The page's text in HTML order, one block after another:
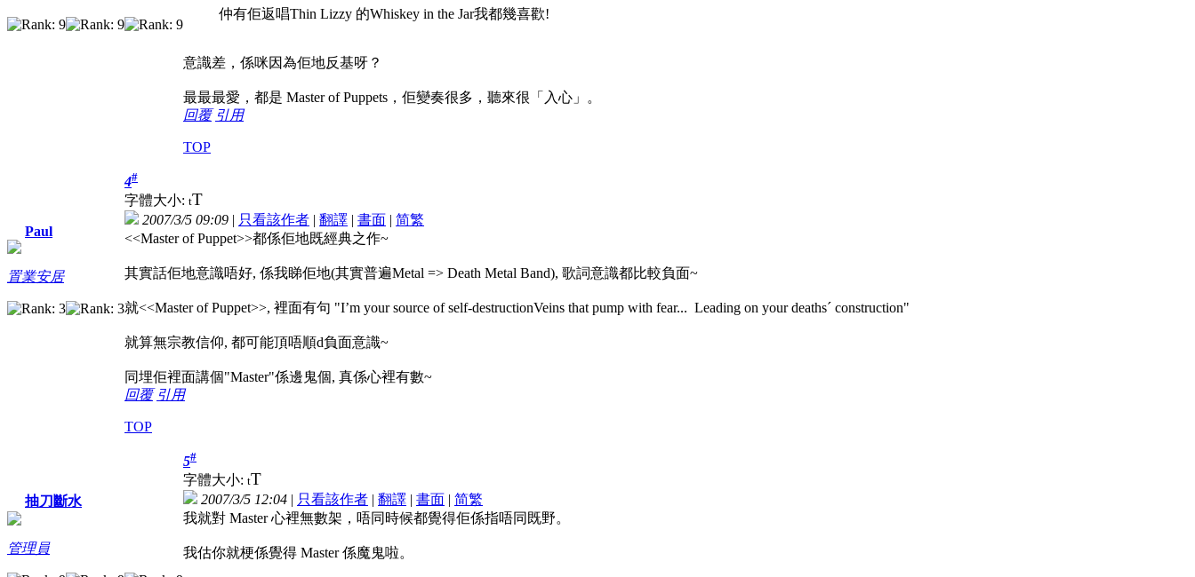
仲有佢返唱Thin Lizzy 的Whiskey in the Jar我都幾喜歡!
意識差，係咪因為佢地反基呀？
最最最愛，都是 Master of Puppets，佢變奏很多，聽來很「入心」。
回覆 引用
TOP
Paul
置業安居
4#
字體大小: tT
2007/3/5 09:09 | 只看該作者 | 翻譯 | 書面 | 简繁
<<Master of Puppet>>都係佢地既經典之作~
其實話佢地意識唔好, 係我睇佢地(其實普遍Metal => Death Metal Band), 歌詞意識都比較負面~
就<<Master of Puppet>>, 裡面有句 "I’m your source of self-destructionVeins that pump with fear... Leading on your deaths´ construction"
就算無宗教信仰, 都可能頂唔順d負面意識~
同埋佢裡面講個"Master"係邊鬼個, 真係心裡有數~
回覆 引用
TOP
抽刀斷水
管理員
5#
字體大小: tT
2007/3/5 12:04 | 只看該作者 | 翻譯 | 書面 | 简繁
我就對 Master 心裡無數架，唔同時候都覺得佢係指唔同既野。
我估你就梗係覺得 Master 係魔鬼啦。